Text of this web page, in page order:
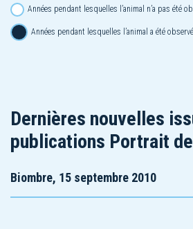
Années pendant lesquelles l’animal n’a pas été
Années pendant lesquelles l’animal a été observé
Dernières nouvelles
publications Portrait
Biombre, 15 septembre 2010